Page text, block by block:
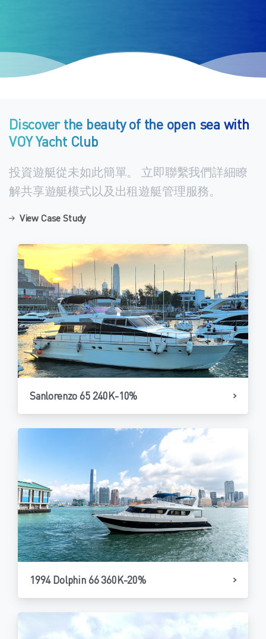
Discover the beauty of the open sea with
VOY Yacht Club
投資遊艇從未如此簡單。 立即聯繫我們詳細瞭
解共享遊艇模式以及出租遊艇管理服務。
View Case Study
Sanlorenzo 65 240K-10%
1994 Dolphin 66 360K-20%